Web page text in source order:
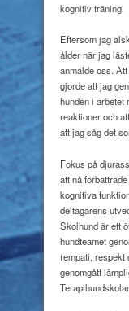
kognitiv träning.
Eftersom jag
ålder när jag
anmälde oss.
gjorde att jag
hunden i arbetet
reaktioner och
att jag såg det
Fokus på
att nå
kognitiva
deltagarens
Skolhund är ett
hundteamet
(empati, respekt
genomgått